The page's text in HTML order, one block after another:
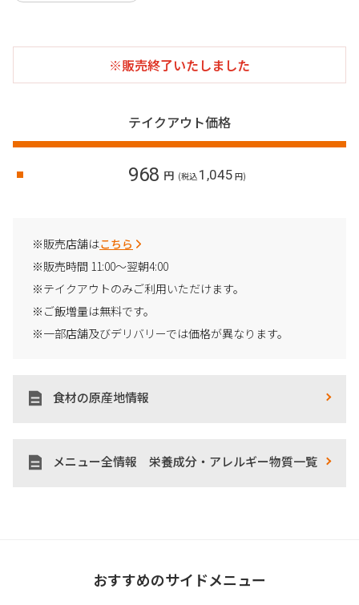
※販売終了いたしました
テイクアウト価格
968 円 (税込 1,045 円)
※販売店舗はこちら
※販売時間 11:00～翌朝4:00
※テイクアウトのみご利用いただけます。
※ご飯増量は無料です。
※一部店舗及びデリバリーでは価格が異なります。
食材の原産地情報
メニュー全情報 栄養成分・アレルギー物質一覧
おすすめのサイドメニュー